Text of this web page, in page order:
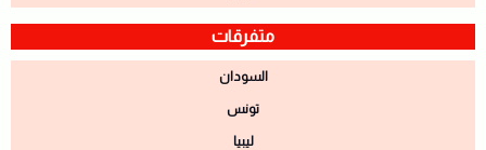
متفرقات
السودان
تونس
ليبيا